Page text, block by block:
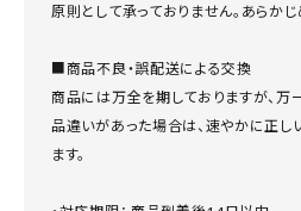
原則として承っておりません。あらかじ
■商品不良・誤配送による交換
商品には万全を期しておりますが、万
品違いがあった場合は、速やかに正し
ます。